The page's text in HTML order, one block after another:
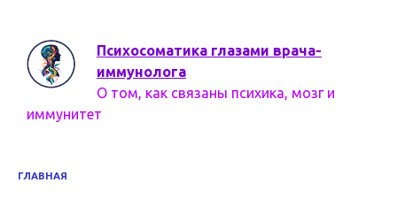
Психосоматика глазами врача-
иммунолога
О том, как связаны психика, мозг и
иммунитет
ГЛАВНАЯ